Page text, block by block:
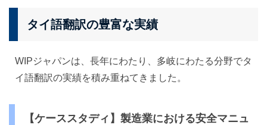
タイ語翻訳の豊富な実績
WIPジャパンは、長年にわたり、多岐にわたる分野でタ
イ語翻訳の実績を積み重ねてきました。
【ケーススタディ】製造業における安全マニュ